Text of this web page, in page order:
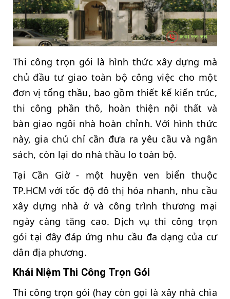
Thi công trọn gói là hình thức xây dựng mà
chủ đầu tư giao toàn bộ công việc cho một
đơn vị tổng thầu, bao gồm thiết kế kiến trúc,
thi công phần thô, hoàn thiện nội thất và
bàn giao ngôi nhà hoàn chỉnh. Với hình thức
này, gia chủ chỉ cần đưa ra yêu cầu và ngân
sách, còn lại do nhà thầu lo toàn bộ.
Tại Cần Giờ - một huyện ven biển thuộc
TP.HCM với tốc độ đô thị hóa nhanh, nhu cầu
xây dựng nhà ở và công trình thương mại
ngày càng tăng cao. Dịch vụ thi công trọn
gói tại đây đáp ứng nhu cầu đa dạng của cư
dân địa phương.
Khái Niệm Thi Công Trọn Gói
Thi công trọn gói (hay còn gọi là xây nhà chìa